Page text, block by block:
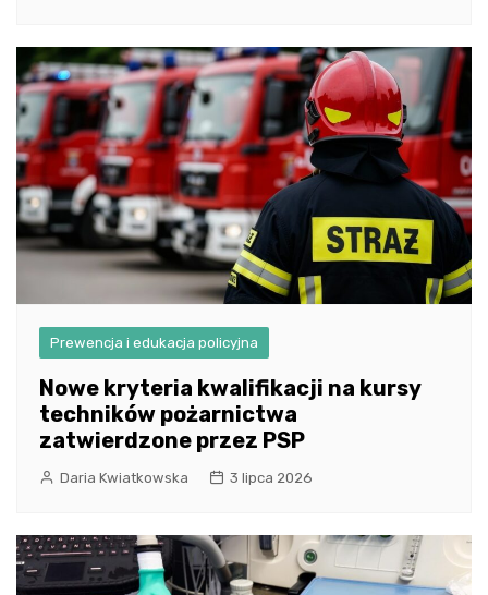
Prewencja i edukacja policyjna
Nowe kryteria kwalifikacji na kursy
techników pożarnictwa
zatwierdzone przez PSP
Daria Kwiatkowska 3 lipca 2026